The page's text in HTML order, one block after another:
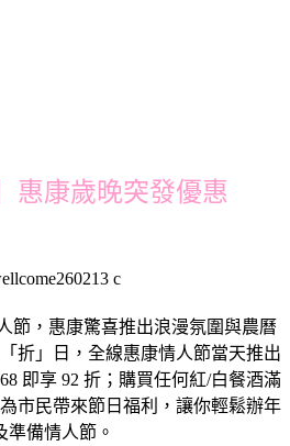
惠康歲晚突發優惠
節，惠康驚喜推出浪漫氛圍與農曆
折」日，全線惠康情人節當天推出
即享 92 折；購買任何紅/白餐酒滿
市民帶來節日福利，讓你輕鬆辦年
準備情人節。